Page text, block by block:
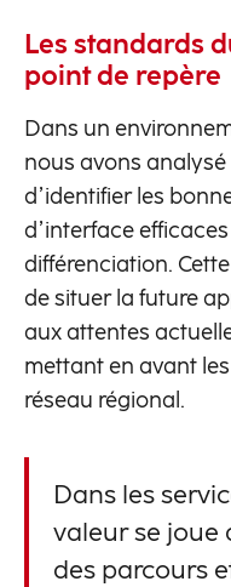
Les standards
point de repère
Dans un
nous avons
d’identifier les
d’interface
différenciation.
de situer la future
aux attentes
mettant en avant
réseau régional.
Dans les
valeur se joue
des parcours